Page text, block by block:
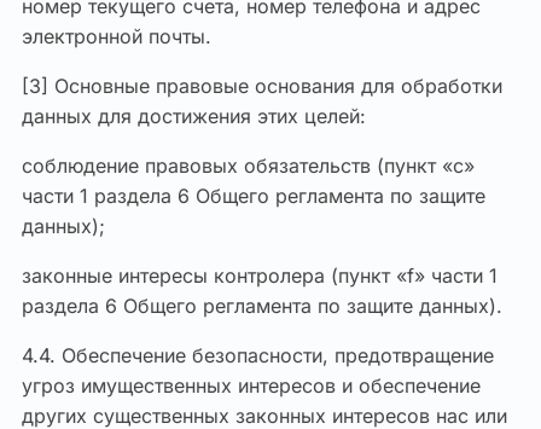
номер текущего счета, номер телефона и адрес
электронной почты.
[3] Основные правовые основания для обработки
данных для достижения этих целей:
соблюдение правовых обязательств (пункт «c»
части 1 раздела 6 Общего регламента по защите
данных);
законные интересы контролера (пункт «f» части 1
раздела 6 Общего регламента по защите данных).
4.4. Обеспечение безопасности, предотвращение
угроз имущественных интересов и обеспечение
других существенных законных интересов нас или